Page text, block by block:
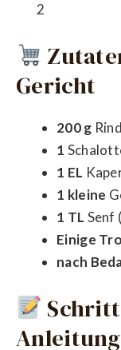
2
Gericht
200 g
1
1 EL
1 kleine
1 TL Senf
Einige
nach
Anleitung